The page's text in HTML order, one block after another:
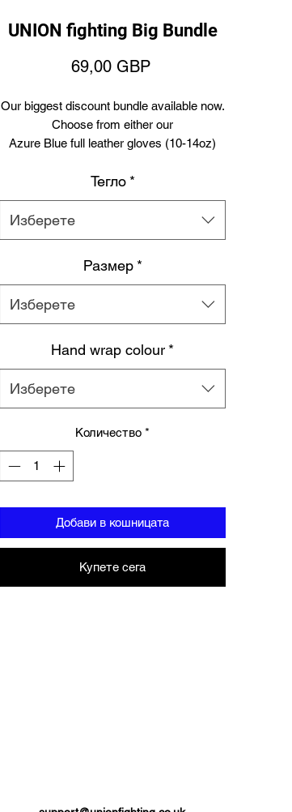
UNION fighting Big Bundle
69,00 GBPЦена
Our biggest discount bundle available now.
Choose from either our
Azure Blue full leather gloves (10-14oz)
UNION big logo full leather gloves (12-14oz)
And
Black and white Thai shorts or
And
And UNION fighting Mouthguard and case.
Тегло *
Изберете
Размер *
Изберете
Hand wrap colour *
Изберете
Количество *
Добави в кошницата
Купете сега